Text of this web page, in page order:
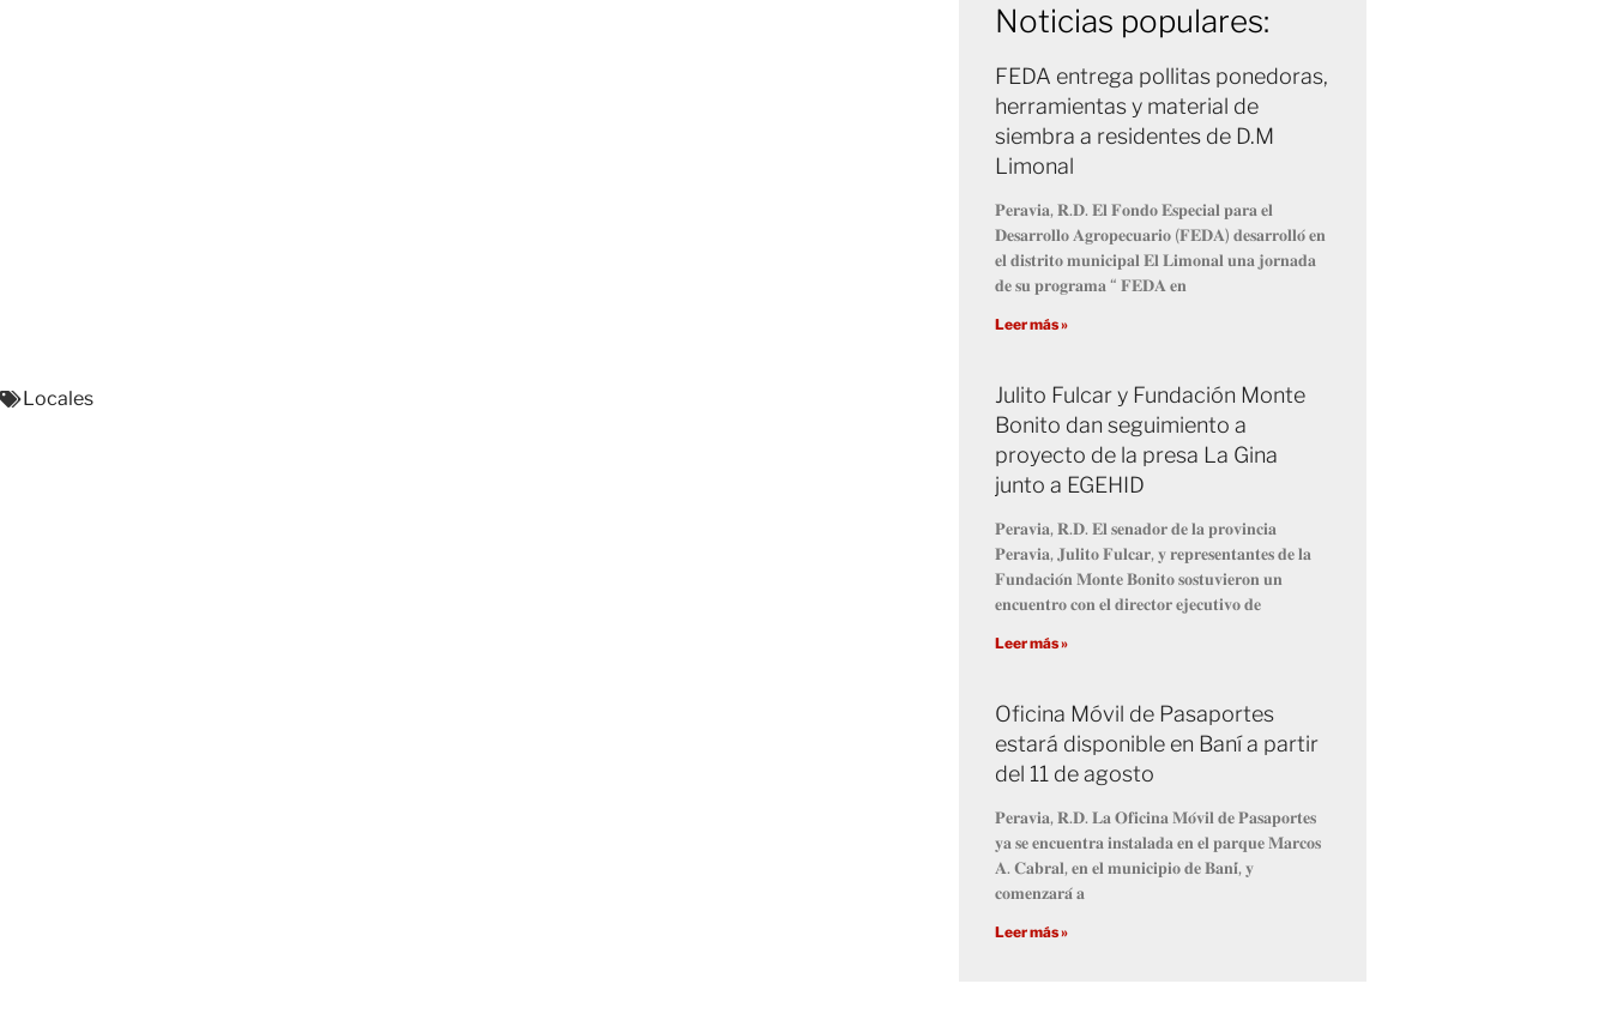
Locales
Noticias populares:
FEDA entrega pollitas ponedoras,
herramientas y material de
siembra a residentes de D.M
Limonal
𝐏𝐞𝐫𝐚𝐯𝐢𝐚, 𝐑.𝐃. 𝐄𝐥 𝐅𝐨𝐧𝐝𝐨 𝐄𝐬𝐩𝐞𝐜𝐢𝐚𝐥 𝐩𝐚𝐫𝐚 𝐞𝐥
𝐃𝐞𝐬𝐚𝐫𝐫𝐨𝐥𝐥𝐨 𝐀𝐠𝐫𝐨𝐩𝐞𝐜𝐮𝐚𝐫𝐢𝐨 (𝐅𝐄𝐃𝐀) 𝐝𝐞𝐬𝐚𝐫𝐫𝐨𝐥𝐥𝐨́ 𝐞𝐧
𝐞𝐥 𝐝𝐢𝐬𝐭𝐫𝐢𝐭𝐨 𝐦𝐮𝐧𝐢𝐜𝐢𝐩𝐚𝐥 𝐄𝐥 𝐋𝐢𝐦𝐨𝐧𝐚𝐥 𝐮𝐧𝐚 𝐣𝐨𝐫𝐧𝐚𝐝𝐚
𝐝𝐞 𝐬𝐮 𝐩𝐫𝐨𝐠𝐫𝐚𝐦𝐚 “ 𝐅𝐄𝐃𝐀 𝐞𝐧
Leer más »
Julito Fulcar y Fundación Monte
Bonito dan seguimiento a
proyecto de la presa La Gina
junto a EGEHID
𝐏𝐞𝐫𝐚𝐯𝐢𝐚, 𝐑.𝐃. 𝐄𝐥 𝐬𝐞𝐧𝐚𝐝𝐨𝐫 𝐝𝐞 𝐥𝐚 𝐩𝐫𝐨𝐯𝐢𝐧𝐜𝐢𝐚
𝐏𝐞𝐫𝐚𝐯𝐢𝐚, 𝐉𝐮𝐥𝐢𝐭𝐨 𝐅𝐮𝐥𝐜𝐚𝐫, 𝐲 𝐫𝐞𝐩𝐫𝐞𝐬𝐞𝐧𝐭𝐚𝐧𝐭𝐞𝐬 𝐝𝐞 𝐥𝐚
𝐅𝐮𝐧𝐝𝐚𝐜𝐢𝐨́𝐧 𝐌𝐨𝐧𝐭𝐞 𝐁𝐨𝐧𝐢𝐭𝐨 𝐬𝐨𝐬𝐭𝐮𝐯𝐢𝐞𝐫𝐨𝐧 𝐮𝐧
𝐞𝐧𝐜𝐮𝐞𝐧𝐭𝐫𝐨 𝐜𝐨𝐧 𝐞𝐥 𝐝𝐢𝐫𝐞𝐜𝐭𝐨𝐫 𝐞𝐣𝐞𝐜𝐮𝐭𝐢𝐯𝐨 𝐝𝐞
Leer más »
Oficina Móvil de Pasaportes
estará disponible en Baní a partir
del 11 de agosto
𝐏𝐞𝐫𝐚𝐯𝐢𝐚, 𝐑.𝐃. 𝐋𝐚 𝐎𝐟𝐢𝐜𝐢𝐧𝐚 𝐌𝐨́𝐯𝐢𝐥 𝐝𝐞 𝐏𝐚𝐬𝐚𝐩𝐨𝐫𝐭𝐞𝐬
𝐲𝐚 𝐬𝐞 𝐞𝐧𝐜𝐮𝐞𝐧𝐭𝐫𝐚 𝐢𝐧𝐬𝐭𝐚𝐥𝐚𝐝𝐚 𝐞𝐧 𝐞𝐥 𝐩𝐚𝐫𝐪𝐮𝐞 𝐌𝐚𝐫𝐜𝐨𝐬
𝐀. 𝐂𝐚𝐛𝐫𝐚𝐥, 𝐞𝐧 𝐞𝐥 𝐦𝐮𝐧𝐢𝐜𝐢𝐩𝐢𝐨 𝐝𝐞 𝐁𝐚𝐧𝐢́, 𝐲
𝐜𝐨𝐦𝐞𝐧𝐳𝐚𝐫𝐚́ 𝐚
Leer más »